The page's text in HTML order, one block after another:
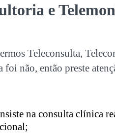
e
Teleconsulta,
foi não, então preste
na consulta clínica